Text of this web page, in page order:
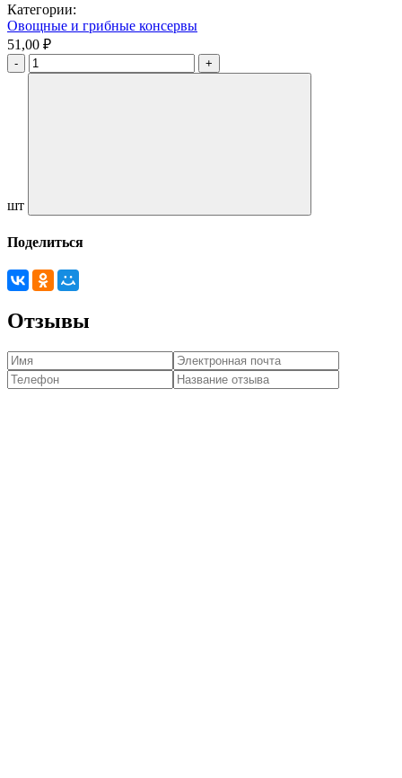
Категории:
Овощные и грибные консервы
51,00 ₽
шт
Поделиться
Отзывы